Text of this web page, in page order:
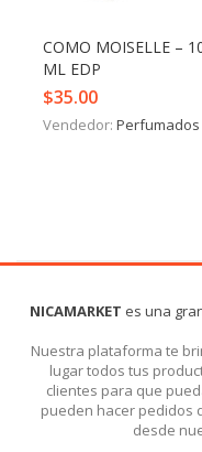
COMO MOISELLE –
ML EDP
$35.00
Vendedor: Perfumados y más
NICAMARKET es una
Nuestra plataforma te
lugar todos tus
clientes para que
pueden hacer pedidos
desde